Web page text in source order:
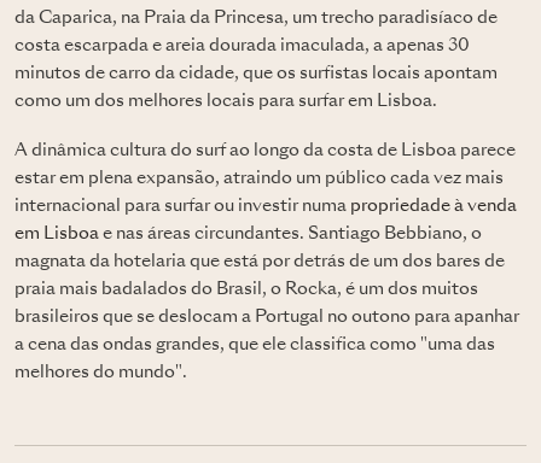
da Caparica, na Praia da Princesa, um trecho paradisíaco de
costa escarpada e areia dourada imaculada, a apenas 30
minutos de carro da cidade, que os surfistas locais apontam
como um dos melhores locais para surfar em Lisboa.
A dinâmica cultura do surf ao longo da costa de Lisboa parece
estar em plena expansão, atraindo um público cada vez mais
internacional para surfar ou investir numa propriedade à venda
em Lisboa e nas áreas circundantes. Santiago Bebbiano, o
magnata da hotelaria que está por detrás de um dos bares de
praia mais badalados do Brasil, o Rocka, é um dos muitos
brasileiros que se deslocam a Portugal no outono para apanhar
a cena das ondas grandes, que ele classifica como "uma das
melhores do mundo".